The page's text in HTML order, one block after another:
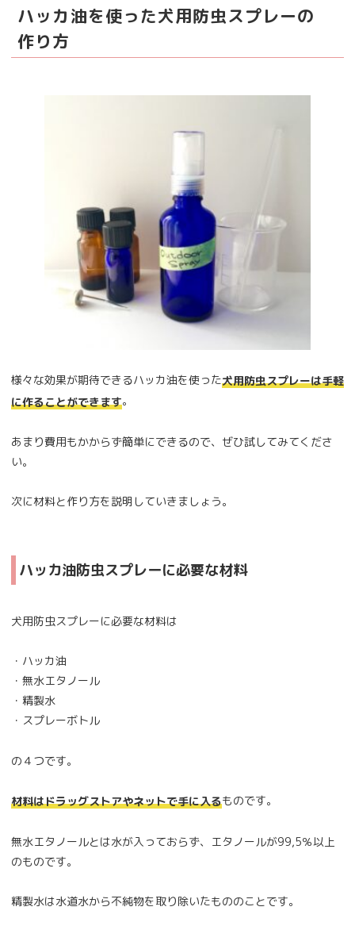
ハッカ油を使った犬用防虫スプレーの
作り方
様々な効果が期待できるハッカ油を使った犬用防虫スプレーは手軽
に作ることができます。
あまり費用もかからず簡単にできるので、ぜひ試してみてくださ
い。
次に材料と作り方を説明していきましょう。
ハッカ油防虫スプレーに必要な材料
犬用防虫スプレーに必要な材料は
・ハッカ油
・無水エタノール
・精製水
・スプレーボトル
の４つです。
材料はドラッグストアやネットで手に入るものです。
無水エタノールとは水が入っておらず、エタノールが99,5％以上
のものです。
精製水は水道水から不純物を取り除いたもののことです。